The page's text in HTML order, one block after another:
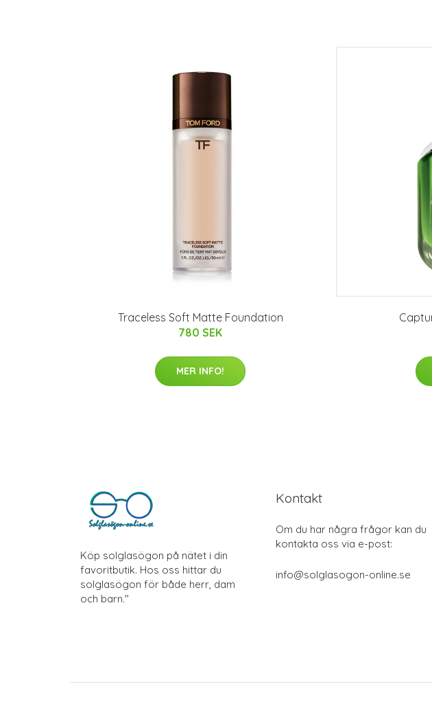
Traceless Soft Matte Foundation
780 SEK
MER INFO!
Köp solglasögon på nätet i din
favoritbutik. Hos oss hittar du
solglasögon för både herr, dam
och barn."
Kontakt
Om du har några frågor kan du
kontakta oss via e-post:
info@solglasogon-online.se